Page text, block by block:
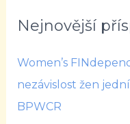
Nejnovější
Women’s
nezávislost žen
BPWCR